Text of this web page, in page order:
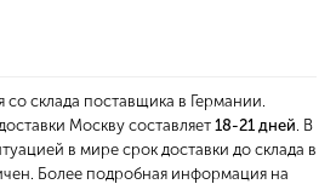
со склада поставщика в Германии.
Москву составляет 18-21 дней. В
в мире срок доставки до склада в
Более подробная информация на